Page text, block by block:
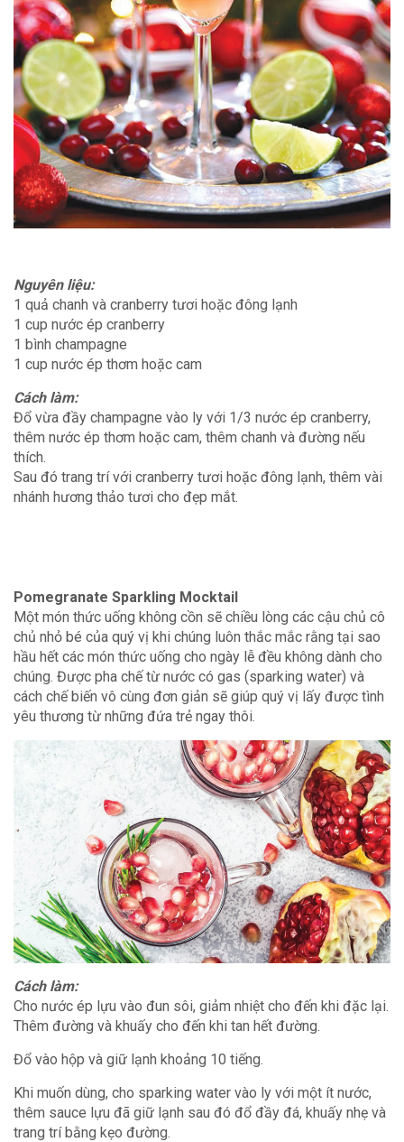
Nguyên liệu:
1 quả chanh và cranberry tươi hoặc đông lạnh
1 cup nước ép cranberry
1 bình champagne
1 cup nước ép thơm hoặc cam
Cách làm:
Đổ vừa đầy champagne vào ly với 1/3 nước ép cranberry,
thêm nước ép thơm hoặc cam, thêm chanh và đường nếu
thích.
Sau đó trang trí với cranberry tươi hoặc đông lạnh, thêm vài
nhánh hương thảo tươi cho đẹp mắt.
Pomegranate Sparkling Mocktail
Một món thức uống không cồn sẽ chiều lòng các cậu chủ cô
chủ nhỏ bé của quý vị khi chúng luôn thắc mắc rằng tại sao
hầu hết các món thức uống cho ngày lễ đều không dành cho
chúng. Được pha chế từ nước có gas (sparking water) và
cách chế biến vô cùng đơn giản sẽ giúp quý vị lấy được tình
yêu thương từ những đứa trẻ ngay thôi.
Cách làm:
Cho nước ép lựu vào đun sôi, giảm nhiệt cho đến khi đặc lại.
Thêm đường và khuấy cho đến khi tan hết đường.
Đổ vào hộp và giữ lạnh khoảng 10 tiếng.
Khi muốn dùng, cho sparking water vào ly với một ít nước,
thêm sauce lựu đã giữ lạnh sau đó đổ đầy đá, khuấy nhẹ và
trang trí bằng kẹo đường.